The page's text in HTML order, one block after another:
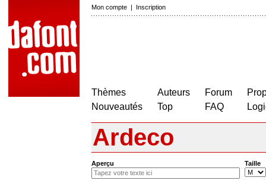
Mon compte | Inscription
Thèmes
Nouveautés
Auteurs
Top
Forum
FAQ
Ardeco
Aperçu Taille